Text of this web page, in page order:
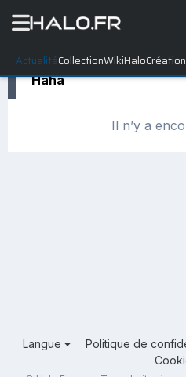
ActualitéCollectionWikiHaloCréation
Haha
Il n’y a
Langue Politique de